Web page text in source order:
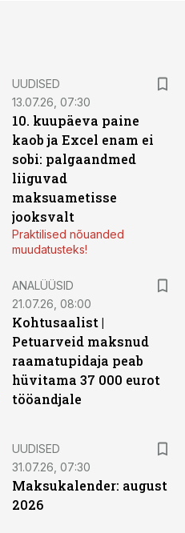
UUDISED
13.07.26, 07:30
10. kuupäeva paine
kaob ja Excel enam ei
sobi: palgaandmed
liiguvad
maksuametisse
jooksvalt
Praktilised nõuanded
muudatusteks!
ANALÜÜSID
21.07.26, 08:00
Kohtusaalist |
Petuarveid maksnud
raamatupidaja peab
hüvitama 37 000 eurot
tööandjale
UUDISED
31.07.26, 07:30
Maksukalender: august
2026